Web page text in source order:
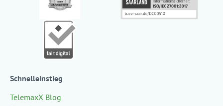
Schnelleinstieg
TelemaxX Blog